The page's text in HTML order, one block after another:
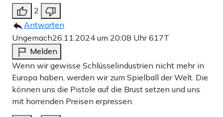
2
Antworten
Ungemach26.11.2024 um 20:08 Uhr617T
Melden
Wenn wir gewisse Schlüsselindustrien nicht mehr in
Europa haben, werden wir zum Spielball der Welt. Die
können uns die Pistole auf die Brust setzen und uns
mit horrenden Preisen erpressen.